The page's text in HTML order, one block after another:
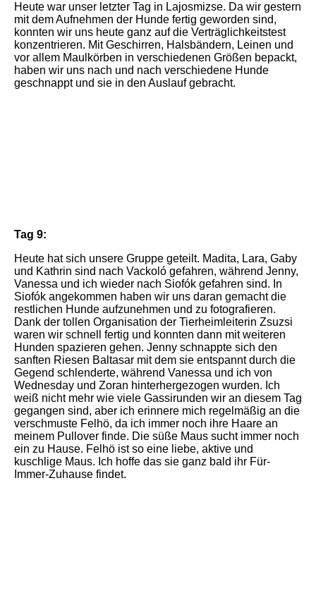
Heute war unser letzter Tag in Lajosmizse. Da wir gestern
mit dem Aufnehmen der Hunde fertig geworden sind,
konnten wir uns heute ganz auf die Verträglichkeitstest
konzentrieren. Mit Geschirren, Halsbändern, Leinen und
vor allem Maulkörben in verschiedenen Größen bepackt,
haben wir uns nach und nach verschiedene Hunde
geschnappt und sie in den Auslauf gebracht.
Tag 9:
Heute hat sich unsere Gruppe geteilt. Madita, Lara, Gaby
und Kathrin sind nach Vackoló gefahren, während Jenny,
Vanessa und ich wieder nach Siofók gefahren sind. In
Siofók angekommen haben wir uns daran gemacht die
restlichen Hunde aufzunehmen und zu fotografieren.
Dank der tollen Organisation der Tierheimleiterin Zsuzsi
waren wir schnell fertig und konnten dann mit weiteren
Hunden spazieren gehen. Jenny schnappte sich den
sanften Riesen Baltasar mit dem sie entspannt durch die
Gegend schlenderte, während Vanessa und ich von
Wednesday und Zoran hinterhergezogen wurden. Ich
weiß nicht mehr wie viele Gassirunden wir an diesem Tag
gegangen sind, aber ich erinnere mich regelmäßig an die
verschmuste Felhö, da ich immer noch ihre Haare an
meinem Pullover finde. Die süße Maus sucht immer noch
ein zu Hause. Felhö ist so eine liebe, aktive und
kuschlige Maus. Ich hoffe das sie ganz bald ihr Für-
Immer-Zuhause findet.